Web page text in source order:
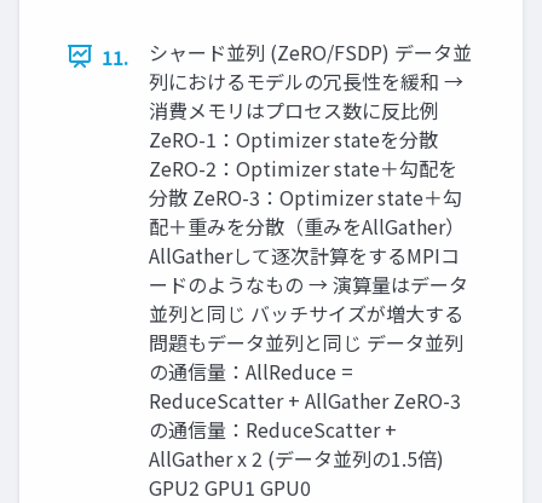
11.
シャード並列 (ZeRO/FSDP) データ並
列におけるモデルの冗長性を緩和 →
消費メモリはプロセス数に反比例
ZeRO-1：Optimizer stateを分散
ZeRO-2：Optimizer state＋勾配を
分散 ZeRO-3：Optimizer state＋勾
配＋重みを分散（重みをAllGather）
AllGatherして逐次計算をするMPIコ
ードのようなもの → 演算量はデータ
並列と同じ バッチサイズが増大する
問題もデータ並列と同じ データ並列
の通信量：AllReduce =
ReduceScatter + AllGather ZeRO-3
の通信量：ReduceScatter +
AllGather x 2 (データ並列の1.5倍)
GPU2 GPU1 GPU0